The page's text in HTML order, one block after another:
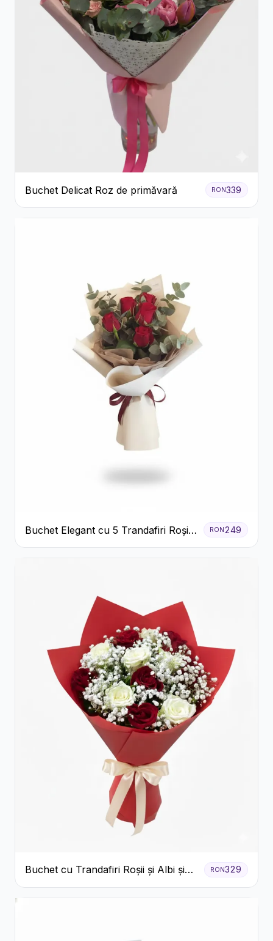
Buchet Delicat Roz de primăvară RON339
Buchet Elegant cu 5 Trandafiri Roșii
și Eucalipt
RON249
Buchet cu Trandafiri Roșii și Albi și
Gypsophila
RON329